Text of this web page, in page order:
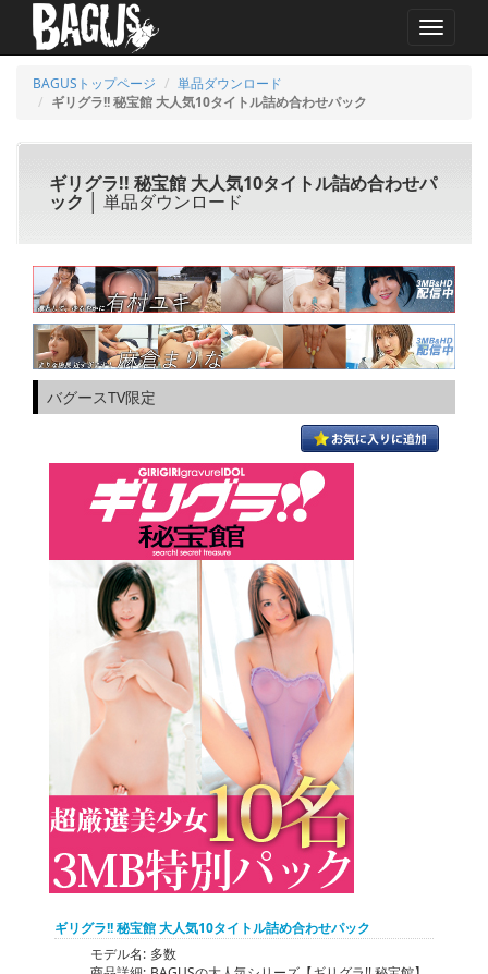
MENU
BAGUSトップページ
単品ダウンロード
ギリグラ!! 秘宝館 大人気10タイトル詰め合わせパック
ギリグラ!! 秘宝館 大人気10タイトル詰め合わせパ
ック │ 単品ダウンロード
バグースTV限定
ギリグラ!! 秘宝館 大人気10タイトル詰め合わせパック
モデル名: 多数